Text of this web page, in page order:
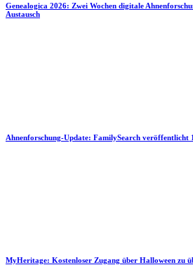
Genealogica 2026: Zwei Wochen digitale
Austausch
Ahnenforschung-Update: FamilySearch veröffentlicht
MyHeritage: Kostenloser Zugang über Halloween zu